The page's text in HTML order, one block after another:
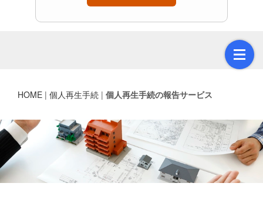
HOME | 個人再生手続 | 個人再生手続の報告サービス